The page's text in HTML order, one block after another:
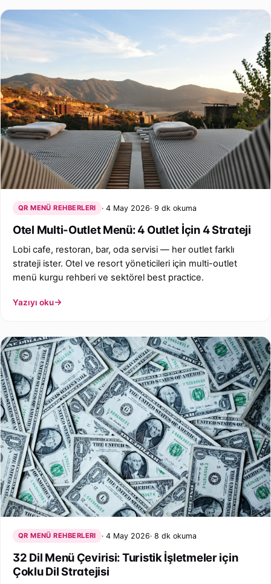
QR MENÜ REHBERLERI 4 May 2026 9 dk okuma
Otel Multi-Outlet Menü: 4 Outlet İçin 4 Strateji
Lobi cafe, restoran, bar, oda servisi — her outlet farklı
strateji ister. Otel ve resort yöneticileri için multi-outlet
menü kurgu rehberi ve sektörel best practice.
Yazıyı oku
QR MENÜ REHBERLERI 4 May 2026 8 dk okuma
32 Dil Menü Çevirisi: Turistik İşletmeler için
Çoklu Dil Stratejisi